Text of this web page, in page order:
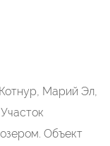
Марий Эл,
Объект